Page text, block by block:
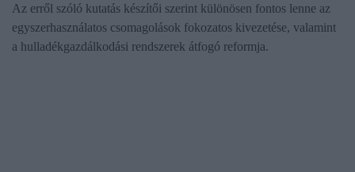
Az erről szóló kutatás készítői szerint különösen fontos lenne az
egyszerhasználatos csomagolások fokozatos kivezetése, valamint
a hulladékgazdálkodási rendszerek átfogó reformja.